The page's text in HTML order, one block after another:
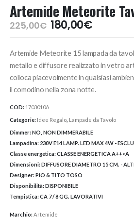
Artemide Meteorite
225,00€ Il
prezzo
era:
225,00€.
180,00€Il
prezzo
è:
Artemide Meteorite 15 lampada da
metallo e diffusore realizzato in vetro
colloca piacevolmente in qualsiasi
il comodino nella zona notte.
COD: 1703010A
Categorie: Idee Regalo Lampade da Tavolo
Dimmer:NO, NON DIMMERABILE
Lampadina: 230V E14 LAMP. LED MAX 4W -
Classe energetica:CLASSE ENERGETICA A++>A
Dimensioni:DIFFUSORE DIAMETRO 15 CM. -
Designer:PIO & TITO TOSO
Disponibilità:DISPONIBILE
Tempistica:CA 7 / 8 GG. LAVORATIVI
Marchio:Artemide